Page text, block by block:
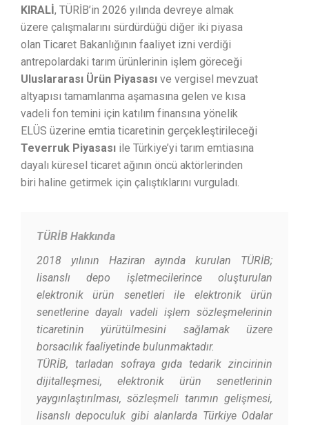
KIRALİ, TÜRİB’in 2026 yılında devreye almak
üzere çalışmalarını sürdürdüğü diğer iki piyasa
olan Ticaret Bakanlığının faaliyet izni verdiği
antrepolardaki tarım ürünlerinin işlem göreceği
Uluslararası Ürün Piyasası ve vergisel mevzuat
altyapısı tamamlanma aşamasına gelen ve kısa
vadeli fon temini için katılım finansına yönelik
ELÜS üzerine emtia ticaretinin gerçekleştirileceği
Teverruk Piyasası ile Türkiye’yi tarım emtiasına
dayalı küresel ticaret ağının öncü aktörlerinden
biri haline getirmek için çalıştıklarını vurguladı.
TÜRİB Hakkında
2018 yılının Haziran ayında kurulan TÜRİB;
lisanslı depo işletmecilerince oluşturulan
elektronik ürün senetleri ile elektronik ürün
senetlerine dayalı vadeli işlem sözleşmelerinin
ticaretinin yürütülmesini sağlamak üzere
borsacılık faaliyetinde bulunmaktadır.
TÜRİB, tarladan sofraya gıda tedarik zincirinin
dijitalleşmesi, elektronik ürün senetlerinin
yaygınlaştırılması, sözleşmeli tarımın gelişmesi,
lisanslı depoculuk gibi alanlarda Türkiye Odalar